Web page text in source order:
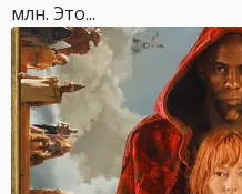
млн. Это...